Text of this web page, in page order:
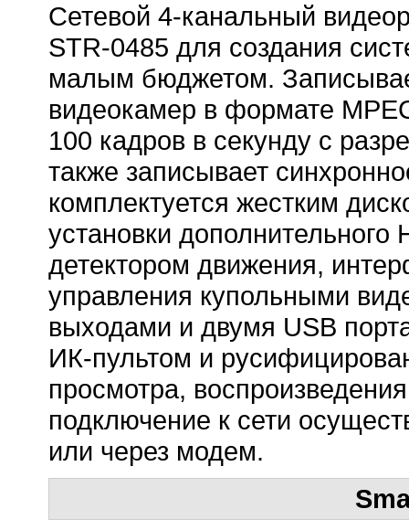
Сетевой 4-канальный
STR-0485 для создания
малым бюджетом.
видеокамер в формате
100 кадров в секунду с
также записывает
комплектуется жестким
установки
детектором движения,
управления купольными
выходами и двумя USB
ИК-пультом и
просмотра,
подключение к сети
или через модем.